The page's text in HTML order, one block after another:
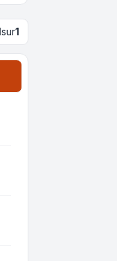
sur1